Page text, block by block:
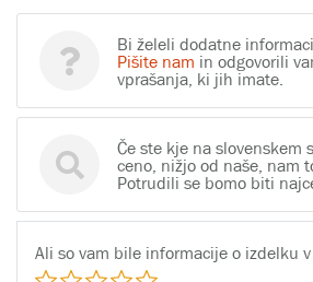
Bi želeli dodatne
Pišite nam in odgovorili
vprašanja, ki jih imate.
Če ste kje na slovenskem
ceno, nižjo od naše, nam
Potrudili se bomo biti
Ali so vam bile informacije o izdelku